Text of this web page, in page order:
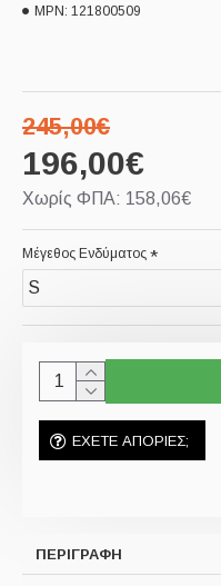
196,00€
245,00€
Χωρίς ΦΠΑ: 158,06€
MPN: 121800509
Μέγεθος Ενδύματος
ΕΧΕΤΕ ΑΠΟΡΙΕΣ;
ΠΕΡΙΓΡΑΦΗ